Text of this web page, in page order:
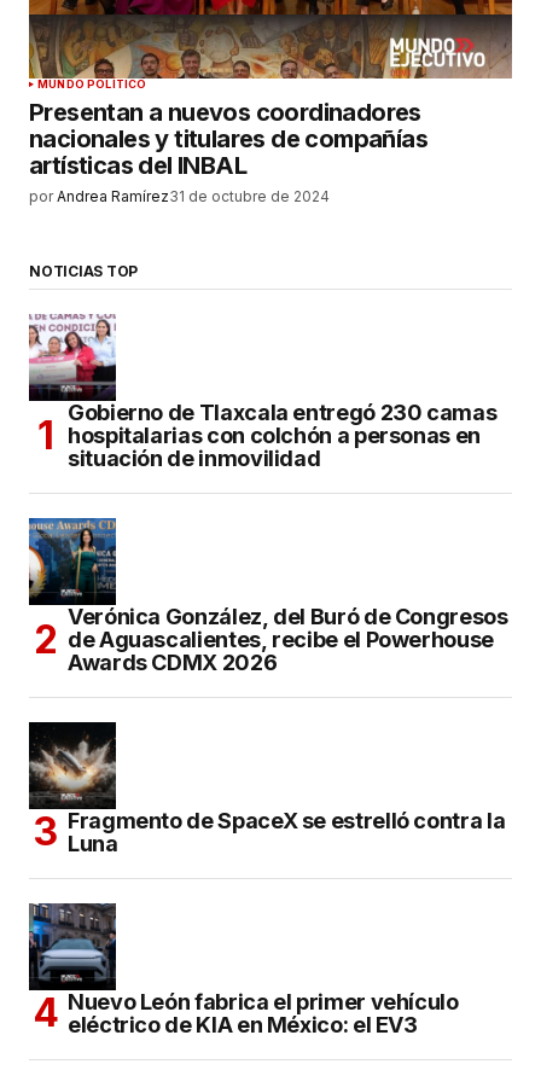
MUNDO POLÍTICO
Presentan a nuevos coordinadores
nacionales y titulares de compañías
artísticas del INBAL
por Andrea Ramírez31 de octubre de 2024
NOTICIAS TOP
Gobierno de Tlaxcala entregó 230 camas
hospitalarias con colchón a personas en
situación de inmovilidad
Verónica González, del Buró de Congresos
de Aguascalientes, recibe el Powerhouse
Awards CDMX 2026
Fragmento de SpaceX se estrelló contra la
Luna
Nuevo León fabrica el primer vehículo
eléctrico de KIA en México: el EV3